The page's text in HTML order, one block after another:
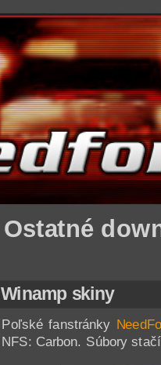
Ostatné
Winamp skiny
Poľské fanstránky
NFS: Carbon. Súbory